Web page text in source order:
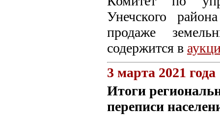
Унечского
продаже
содержится в
3 марта 2021 года
Итоги
переписи